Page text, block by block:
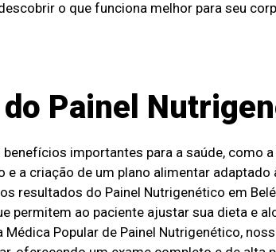
o que funciona melhor para seu
Painel
importantes para a saúde, como
e a criação de um plano alimentar adaptado
resultados do Painel Nutrigenético em
permitem ao paciente ajustar sua dieta e
Médica Popular de Painel Nutrigenético,